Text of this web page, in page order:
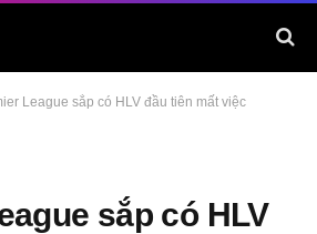
League sắp có HLV đầu tiên mất việc
sắp có HLV